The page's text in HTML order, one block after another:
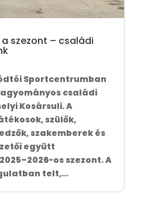
szezont – családi
Sportcentrumban
családi
Kosársuli. A
szülők,
szakemberek és
együtt
os szezont. A
telt,...